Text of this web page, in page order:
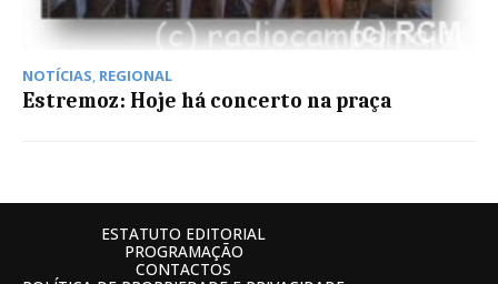
NOTÍCIAS, REGIONAL
Estremoz: Hoje há concerto na praça
ESTATUTO EDITORIAL
PROGRAMAÇÃO
CONTACTOS